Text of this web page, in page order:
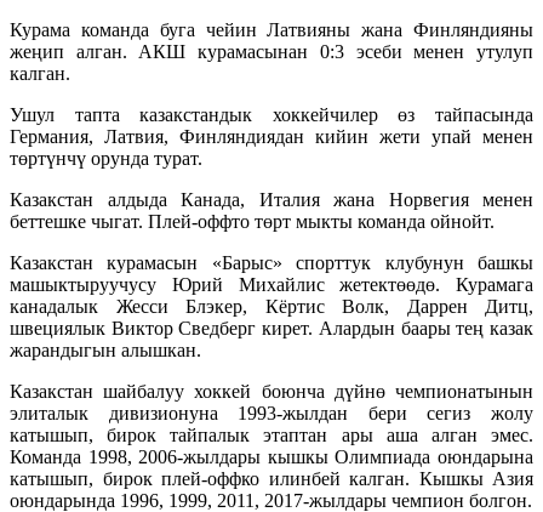
Курама команда буга чейин Латвияны жана Финляндияны
жеңип алган. АКШ курамасынан 0:3 эсеби менен утулуп
калган.
Ушул тапта казакстандык хоккейчилер өз тайпасында
Германия, Латвия, Финляндиядан кийин жети упай менен
төртүнчү орунда турат.
Казакстан алдыда Канада, Италия жана Норвегия менен
беттешке чыгат. Плей-оффто төрт мыкты команда ойнойт.
Казакстан курамасын «Барыс» спорттук клубунун башкы
машыктыруучусу Юрий Михайлис жетектөөдө. Курамага
канадалык Жесси Блэкер, Кёртис Волк, Даррен Дитц,
швециялык Виктор Сведберг кирет. Алардын баары тең казак
жарандыгын алышкан.
Казакстан шайбалуу хоккей боюнча дүйнө чемпионатынын
элиталык дивизионуна 1993-жылдан бери сегиз жолу
катышып, бирок тайпалык этаптан ары аша алган эмес.
Команда 1998, 2006-жылдары кышкы Олимпиада оюндарына
катышып, бирок плей-оффко илинбей калган. Кышкы Азия
оюндарында 1996, 1999, 2011, 2017-жылдары чемпион болгон.